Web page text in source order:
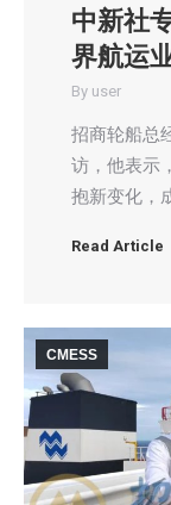
中新社
界航运
By user
招商轮船总
访，他表示
抱新变化，
Read Article
CMESS